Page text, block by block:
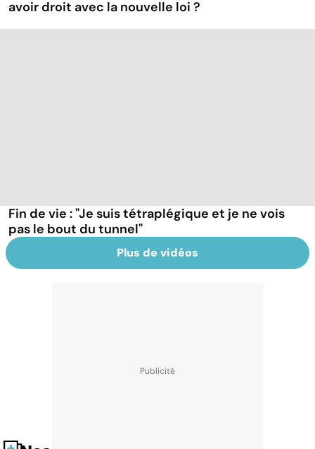
avoir droit avec la nouvelle loi ?
Fin de vie : "Je suis tétraplégique et je ne vois
pas le bout du tunnel"
Plus de vidéos